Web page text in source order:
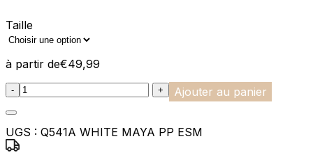
Taille
à partir de€49,99
:product_name quantity
- + Ajouter au panier
UGS : Q541A WHITE MAYA PP ESM
Les cookies marketing sont